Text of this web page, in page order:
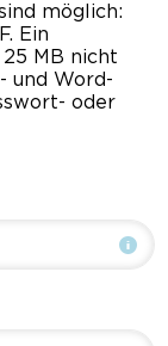
möglich:
Ein
MB nicht
und Word-
oder